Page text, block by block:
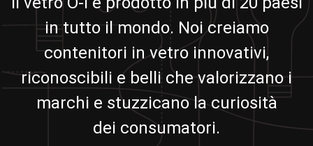
in tutto il mondo. Noi creiamo
contenitori in vetro innovativi,
riconoscibili e belli che valorizzano i
marchi e stuzzicano la curiosità
dei consumatori.